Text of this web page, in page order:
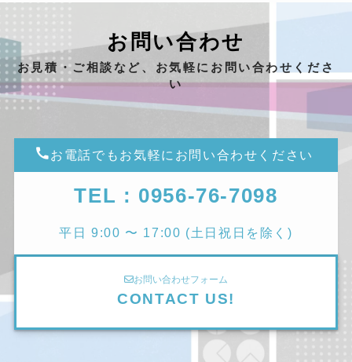
お問い合わせ
お見積・ご相談など、お気軽にお問い合わせくださ
い
お電話でもお気軽にお問い合わせください
TEL : 0956-76-7098
平日 9:00 〜 17:00 (土日祝日を除く)
お問い合わせフォーム
CONTACT US!